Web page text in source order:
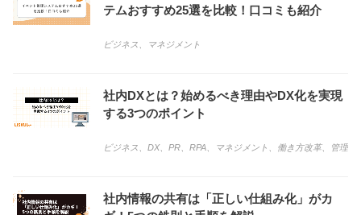
テムおすすめ25選を比較！口コミも紹介
ビジネス マネジメント
社内DXとは？始めるべき理由やDX化を実現
する3つのポイント
ビジネス DX、 PR RPA マネジメント 働き方改革、 管理
社内情報の共有は「正しい仕組み化」がカ